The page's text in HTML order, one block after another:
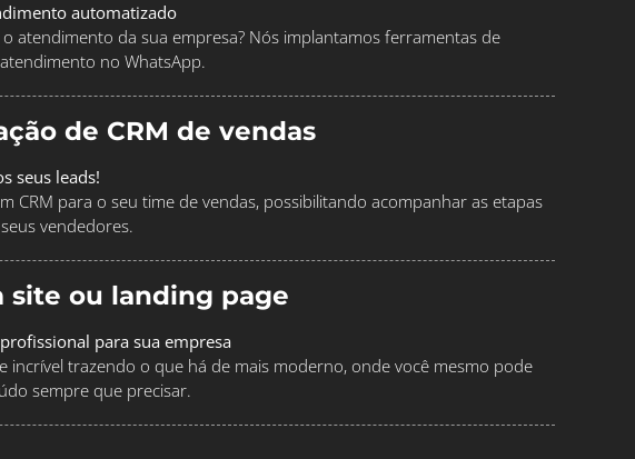
automatizado
atendimento da sua empresa? Nós implantamos ferramentas de
no WhatsApp.
de CRM de vendas
seus leads!
CRM para o seu time de vendas, possibilitando acompanhar as etapas
vendedores.
site ou landing page
para sua empresa
incrível trazendo o que há de mais moderno, onde você mesmo pode
sempre que precisar.